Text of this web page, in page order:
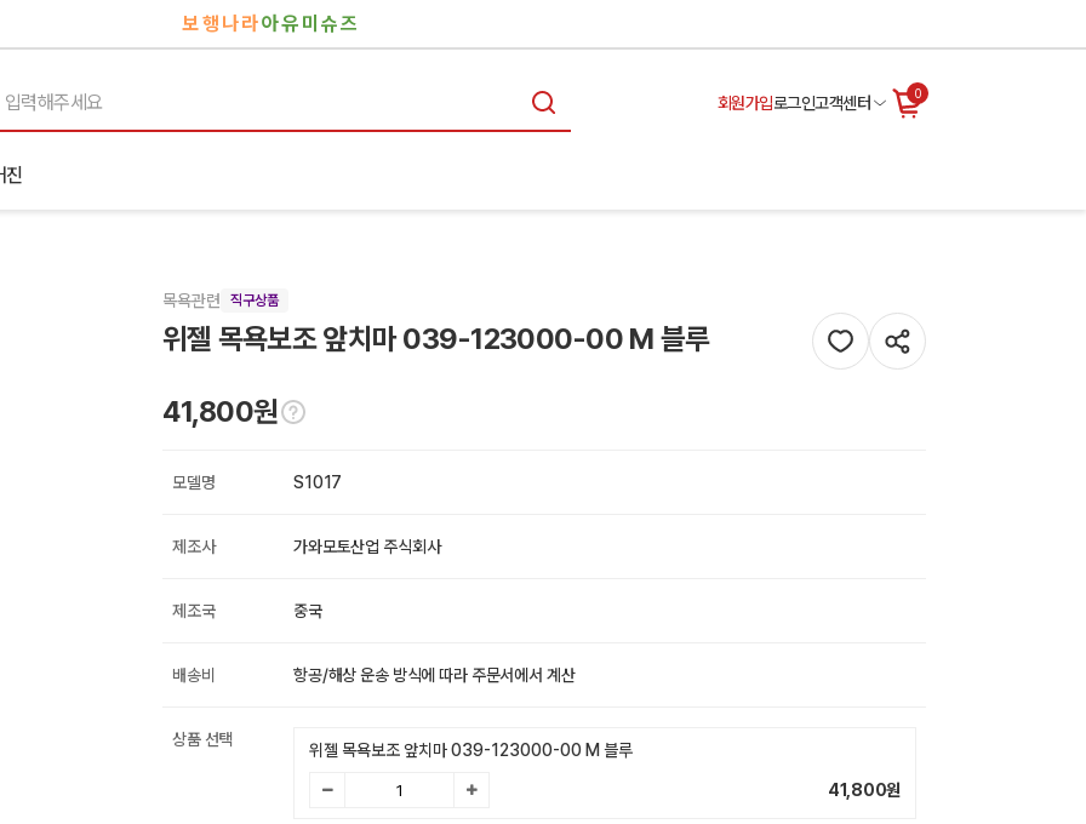
보행나라아유미슈즈
회원가입로그인고객센터 0
진
목욕관련 직구상품
위젤 목욕보조 앞치마 039-123000-00 M 블루
41,800원
모델명 S1017
제조사 가와모토산업 주식회사
제조국 중국
배송비 항공/해상 운송 방식에 따라 주문서에서 계산
상품 선택
위젤 목욕보조 앞치마 039-123000-00 M 블루
41,800원